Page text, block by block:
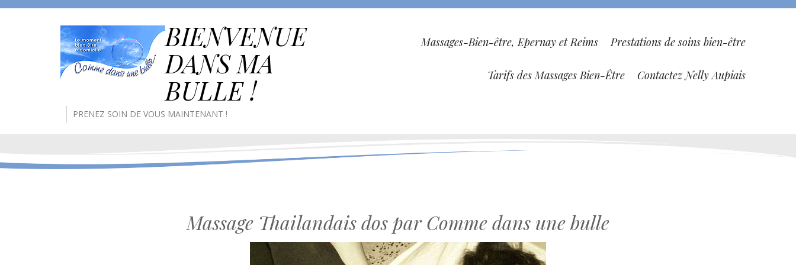
BIENVENUE
DANS MA
BULLE !
PRENEZ SOIN DE VOUS MAINTENANT !
Massages-Bien-être, Epernay et Reims Prestations de soins bien-être
Tarifs des Massages Bien-Être Contactez Nelly Aupiais
Massage Thailandais dos par Comme dans une bulle